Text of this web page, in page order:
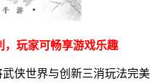
，玩家可畅享游戏乐趣
侠世界与创新三消玩法完